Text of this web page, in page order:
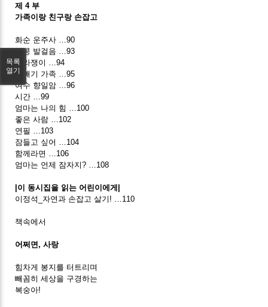
제 4 부
가족이랑 친구랑 손잡고
화순 운주사 …90
콩콩 발걸음 …93
따라쟁이 …94
곱빼기 가족 …95
여수 향일암 …96
시간 …99
엄마는 나의 힘 …100
좋은 사람 …102
연필 …103
잠들고 싶어 …104
함께라면 …106
엄마는 언제 잠자지? …108
|이 동시집을 읽는 어린이에게|
이정석_자연과 손잡고 살기! …110
책속에서
어쩌면, 사랑
힘차게 봉지를 터트리며
빼꼼히 세상을 구경하는
복숭아!
목록
열기